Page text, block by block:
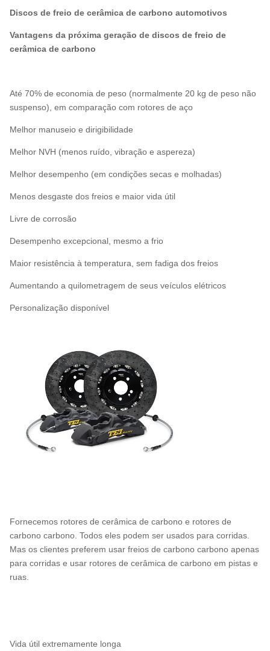
Discos de freio de cerâmica de carbono automotivos
Vantagens da próxima geração de discos de freio de
cerâmica de carbono
Até 70% de economia de peso (normalmente 20 kg de peso não
suspenso), em comparação com rotores de aço
Melhor manuseio e dirigibilidade
Melhor NVH (menos ruído, vibração e aspereza)
Melhor desempenho (em condições secas e molhadas)
Menos desgaste dos freios e maior vida útil
Livre de corrosão
Desempenho excepcional, mesmo a frio
Maior resistência à temperatura, sem fadiga dos freios
Aumentando a quilometragem de seus veículos elétricos
Personalização disponível
Fornecemos rotores de cerâmica de carbono e rotores de
carbono carbono. Todos eles podem ser usados ​​para corridas.
Mas os clientes preferem usar freios de carbono carbono apenas
para corridas e usar rotores de cerâmica de carbono em pistas e
ruas.
Vida útil extremamente longa